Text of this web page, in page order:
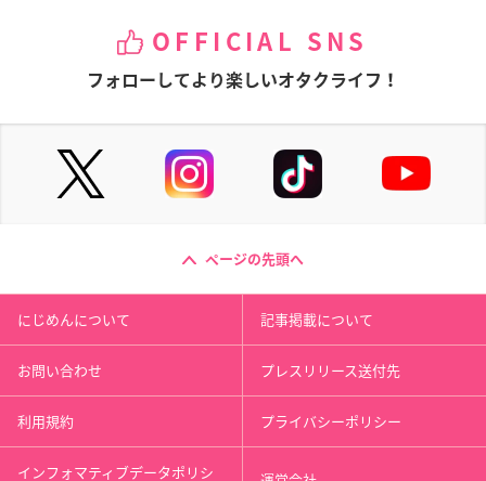
OFFICIAL SNS
フォローしてより楽しいオタクライフ！
ページの先頭へ
にじめんについて 記事掲載について
お問い合わせ プレスリリース送付先
利用規約 プライバシーポリシー
インフォマティブデータポリシ